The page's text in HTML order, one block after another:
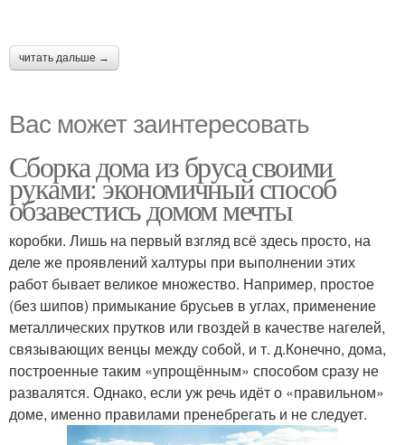
читать дальше →
Вас может заинтересовать
Сборка дома из бруса своими
руками: экономичный способ
обзавестись домом мечты
коробки. Лишь на первый взгляд всё здесь просто, на
деле же проявлений халтуры при выполнении этих
работ бывает великое множество. Например, простое
(без шипов) примыкание брусьев в углах, применение
металлических прутков или гвоздей в качестве нагелей,
связывающих венцы между собой, и т. д.Конечно, дома,
построенные таким «упрощённым» способом сразу не
развалятся. Однако, если уж речь идёт о «правильном»
доме, именно правилами пренебрегать и не следует.